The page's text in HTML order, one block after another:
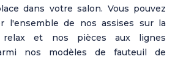
dans votre salon. Vous pouvez
l'ensemble de nos assises sur la
relax et nos pièces aux lignes
nos modèles de fauteuil de